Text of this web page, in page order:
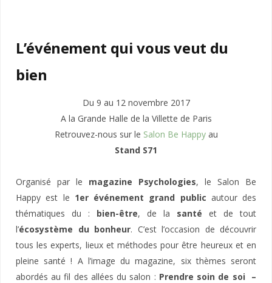
L’événement qui vous veut du
bien
Du 9 au 12 novembre 2017
A la Grande Halle de la Villette de Paris
Retrouvez-nous sur le Salon Be Happyau
Stand S71
Organisé par le magazine Psychologies, le Salon Be
Happy est le 1er événement grand public autour des
thématiques du : bien-être, de la santé et de tout
l’écosystème du bonheur. C’est l’occasion de découvrir
tous les experts, lieux et méthodes pour être heureux et en
pleine santé ! A l’image du magazine, six thèmes seront
abordés au fil des allées du salon : Prendre soin de soi ​ –